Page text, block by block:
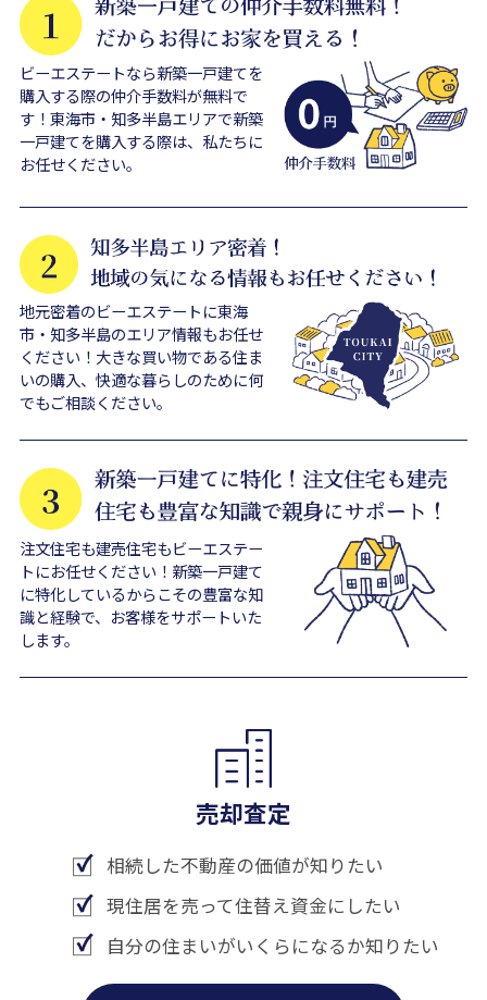
ビーエステートなら新築一戸建てを
購入する際の仲介手数料が無料で
す！東海市・知多半島エリアで新築
一戸建てを購入する際は、私たちに
お任せください。
地元密着のビーエステートに東海
市・知多半島のエリア情報もお任せ
ください！大きな買い物である住ま
いの購入、快適な暮らしのために何
でもご相談ください。
注文住宅も建売住宅もビーエステー
トにお任せください！新築一戸建て
に特化しているからこその豊富な知
識と経験で、お客様をサポートいた
します。
売却査定
相続した不動産の価値が知りたい
現住居を売って住替え資金にしたい
自分の住まいがいくらになるか知りたい